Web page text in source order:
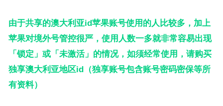
由于共享的澳大利亚id苹果账号使用的人比较多，加上
苹果对境外号管控很严，使用人数一多就非常容易出现
「锁定」或「未激活」的情况，如须经常使用，请购买
独享澳大利亚地区id（独享账号包含账号密码密保等所
有资料）